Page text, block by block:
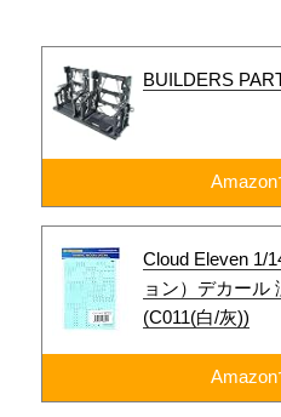
BUILDERS
Amazon
Cloud Eleven 1/
ョン）デカール
(C011(白/灰))
Amazon